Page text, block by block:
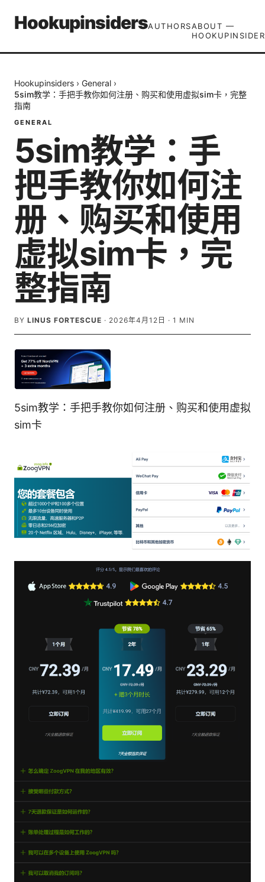
HookupinsidersAUTHORSABOUT —
Hookupinsiders › General ›
5sim教学：手把手教你如何注册、购买和使用虚拟sim卡，完整
指南
GENERAL
5sim教学：手
把手教你如何注
册、购买和使用
虚拟sim卡，完
整指南
BY LINUS FORTESCUE · 2026年4月12日 · 1 MIN
5sim教学：手把手教你如何注册、购买和使用虚拟
sim卡